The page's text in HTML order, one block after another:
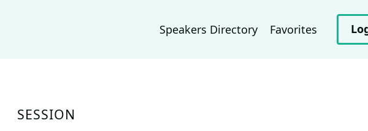
Speakers Directory Favorites
SESSION